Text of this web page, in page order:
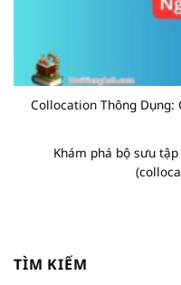
Collocation Thông Dụng:
Khám phá bộ sưu
TÌM KIẾM